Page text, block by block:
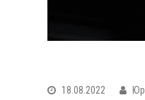
18.08.2022